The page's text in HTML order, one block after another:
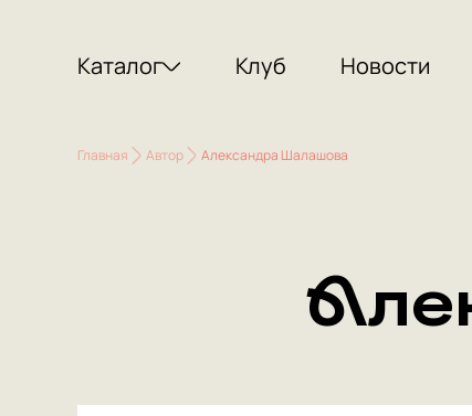
Каталог Клуб Новости
Главная Автор Александра Шалашова